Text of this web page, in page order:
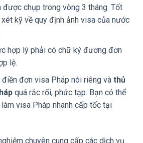
được chụp trong vòng 3 tháng. Tốt
kỹ về quy định ảnh visa của nước
hợp lý phải có chữ ký đương đơn
lệ.
đơn visa Pháp nói riêng và thủ
quá rắc rối, phức tạp. Bạn có thể
visa Pháp nhanh cấp tốc tại
chuyên cung cấp các dịch vụ